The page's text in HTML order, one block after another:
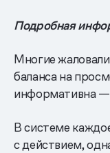
Подробная
Многие
баланса на
информативна
В системе
с действием,